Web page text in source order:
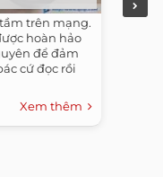
trên mạng.
hoàn hảo
để đảm
cứ đọc rồi
Xem thêm